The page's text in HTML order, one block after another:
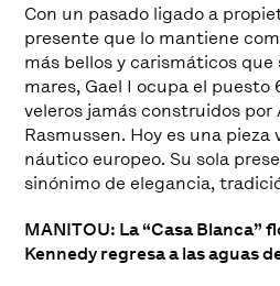
Con un pasado ligado a
presente que lo mantiene
más bellos y carismáticos
mares, Gael I ocupa el puesto
veleros jamás construidos por
Rasmussen. Hoy es una
náutico europeo. Su sola
sinónimo de elegancia,
MANITOU: La “Casa Blanca”
Kennedy regresa a las aguas